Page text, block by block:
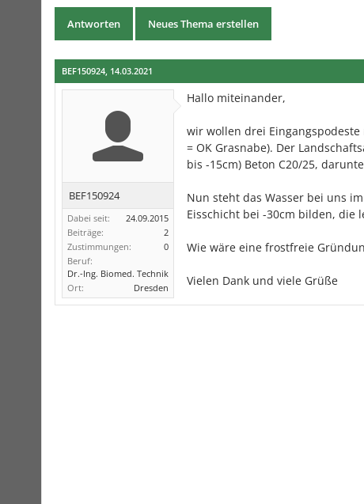
Antworten Neues Thema erstellen
BEF150924, 14.03.2021
BEF150924
Dabei seit:
24.09.2015
Beiträge:
2
Zustimmungen:
0
Beruf:
Dr.-Ing. Biomed. Technik
Ort:
Dresden
Hallo miteinander,
wir wollen drei
= OK Grasnabe). Der
bis -15cm) Beton C20/25,
Nun steht das Wasser bei uns
Eisschicht bei -30cm bilden, die
Wie wäre eine frostfreie
Vielen Dank und viele Grüße